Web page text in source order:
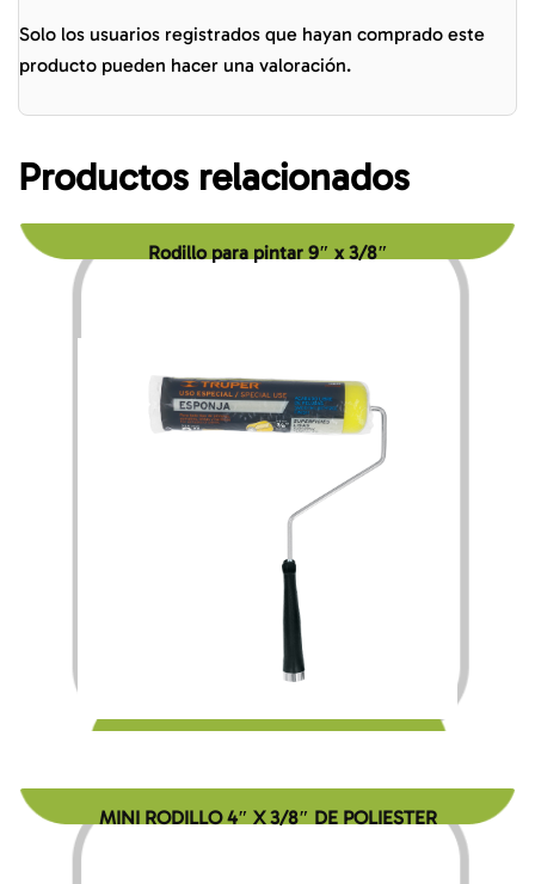
Solo los usuarios registrados que hayan comprado este
producto pueden hacer una valoración.
Productos relacionados
Rodillo para pintar 9″ x 3/8″
MINI RODILLO 4″ X 3/8″ DE POLIESTER